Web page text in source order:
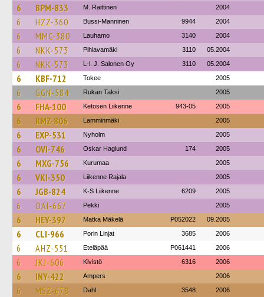
6 BPM-833 M. Raittinen 2004
6 HZZ-360 Bussi-Manninen 9944 2004
6 MMC-380 Lauhamo 3140 2004
6 NKK-573 Pihlavamäki 3110 05.2004
6 NKK-573 L-l. J. Salonen Oy 3110 05.2004
6 KBF-712 Tokee 2005
6 GGN-584 Rukan Taksi 2005
6 FHA-100 Ketosen Liikenne 943-05 2005
6 RMZ-806 Lamminmäki 2005
6 EXP-531 Nyholm 2005
6 OVI-746 Oskar Haglund 174 2005
6 MXG-756 Kurumaa 2005
6 VKI-350 Liikenne Rajala 2005
6 JGB-824 K-S Liikenne 6209 2005
6 OAI-667 Pekki 2005
6 HEY-397 Matka Mäkelä P052022 09.2005
6 CLI-966 Porin Linjat 3685 2006
6 AHZ-551 Eteläpää P061441 2006
6 JKJ-606 Kivistö 6316 2006
6 INY-422 Ampers 2006
6 MSZ-678 Dahl 3548 2006